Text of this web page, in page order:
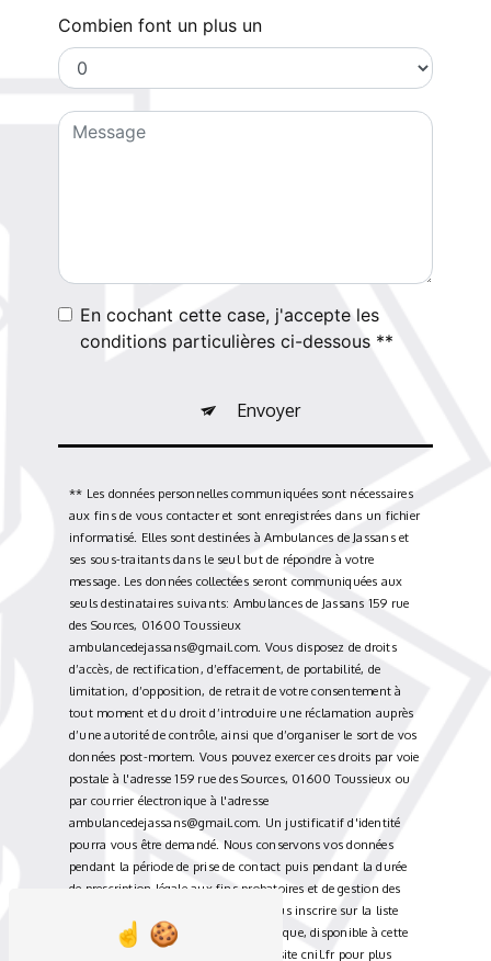
Combien font un plus un
En cochant cette case, j'accepte les
conditions particulières ci-dessous **
Envoyer
** Les données personnelles communiquées sont nécessaires
aux fins de vous contacter et sont enregistrées dans un fichier
informatisé. Elles sont destinées à Ambulances de Jassans et
ses sous-traitants dans le seul but de répondre à votre
message. Les données collectées seront communiquées aux
seuls destinataires suivants: Ambulances de Jassans 159 rue
des Sources, 01600 Toussieux
ambulancedejassans@gmail.com. Vous disposez de droits
d’accès, de rectification, d’effacement, de portabilité, de
limitation, d’opposition, de retrait de votre consentement à
tout moment et du droit d’introduire une réclamation auprès
d’une autorité de contrôle, ainsi que d’organiser le sort de vos
données post-mortem. Vous pouvez exercer ces droits par voie
postale à l'adresse 159 rue des Sources, 01600 Toussieux ou
par courrier électronique à l'adresse
ambulancedejassans@gmail.com. Un justificatif d'identité
pourra vous être demandé. Nous conservons vos données
pendant la période de prise de contact puis pendant la durée
de prescription légale aux fins probatoires et de gestion des
contentieux. Vous avez le droit de vous inscrire sur la liste
d'opposition au démarchage téléphonique, disponible à cette
. Consultez le site cnil.fr pour plus